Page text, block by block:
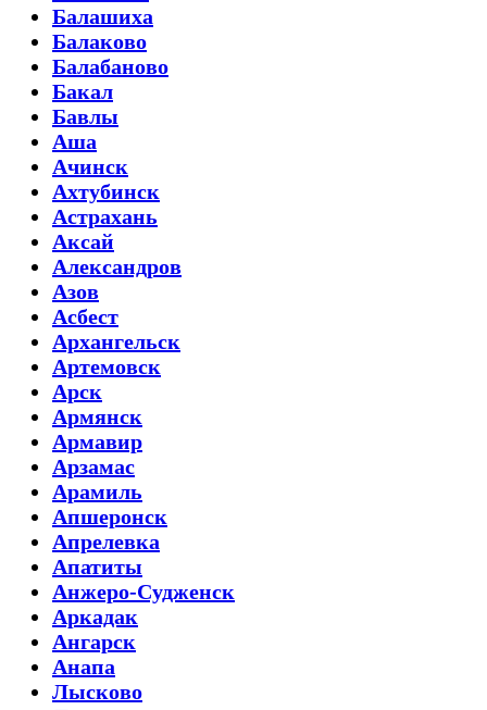
Балашиха
Балаково
Балабаново
Бакал
Бавлы
Аша
Ачинск
Ахтубинск
Астрахань
Аксай
Александров
Азов
Асбест
Архангельск
Артемовск
Арск
Армянск
Армавир
Арзамас
Арамиль
Апшеронск
Апрелевка
Апатиты
Анжеро-Судженск
Аркадак
Ангарск
Анапа
Лысково